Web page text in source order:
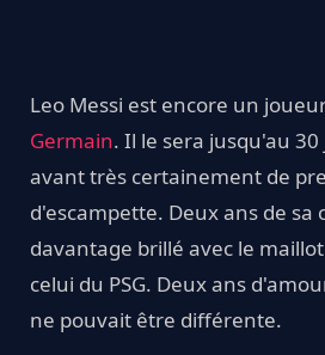
Leo Messi est encore un
Germain. Il le sera jusqu'au
avant très certainement de
d'escampette. Deux ans de sa
davantage brillé avec le
celui du PSG. Deux ans
ne pouvait être différente.